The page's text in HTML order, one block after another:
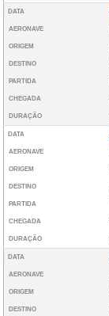
DATA
AERONAVE
ORIGEM
DESTINO
PARTIDA
CHEGADA
DURAÇÃO
DATA
AERONAVE
ORIGEM
DESTINO
PARTIDA
CHEGADA
DURAÇÃO
DATA
AERONAVE
ORIGEM
DESTINO